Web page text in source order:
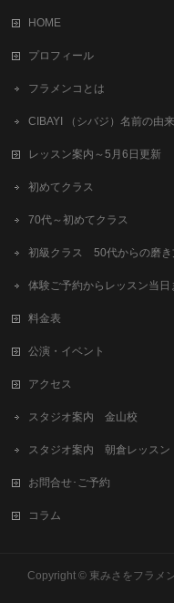
HOME
プロフィール
フラメンコとは
CIBAYI （シバジ）名前の由来
レッスン案内～5月6日更新
初めてクラス
70代～初めてクラス
初級クラス 50代からの磨き
体験ご予約からレッスン当日
料金表
公演・イベント
アクセス
スタジオ案内 金山校
スタジオ案内 朝倉レッスン
お問合せ･ご予約
コラム
Copyright © 東みさをフラメ